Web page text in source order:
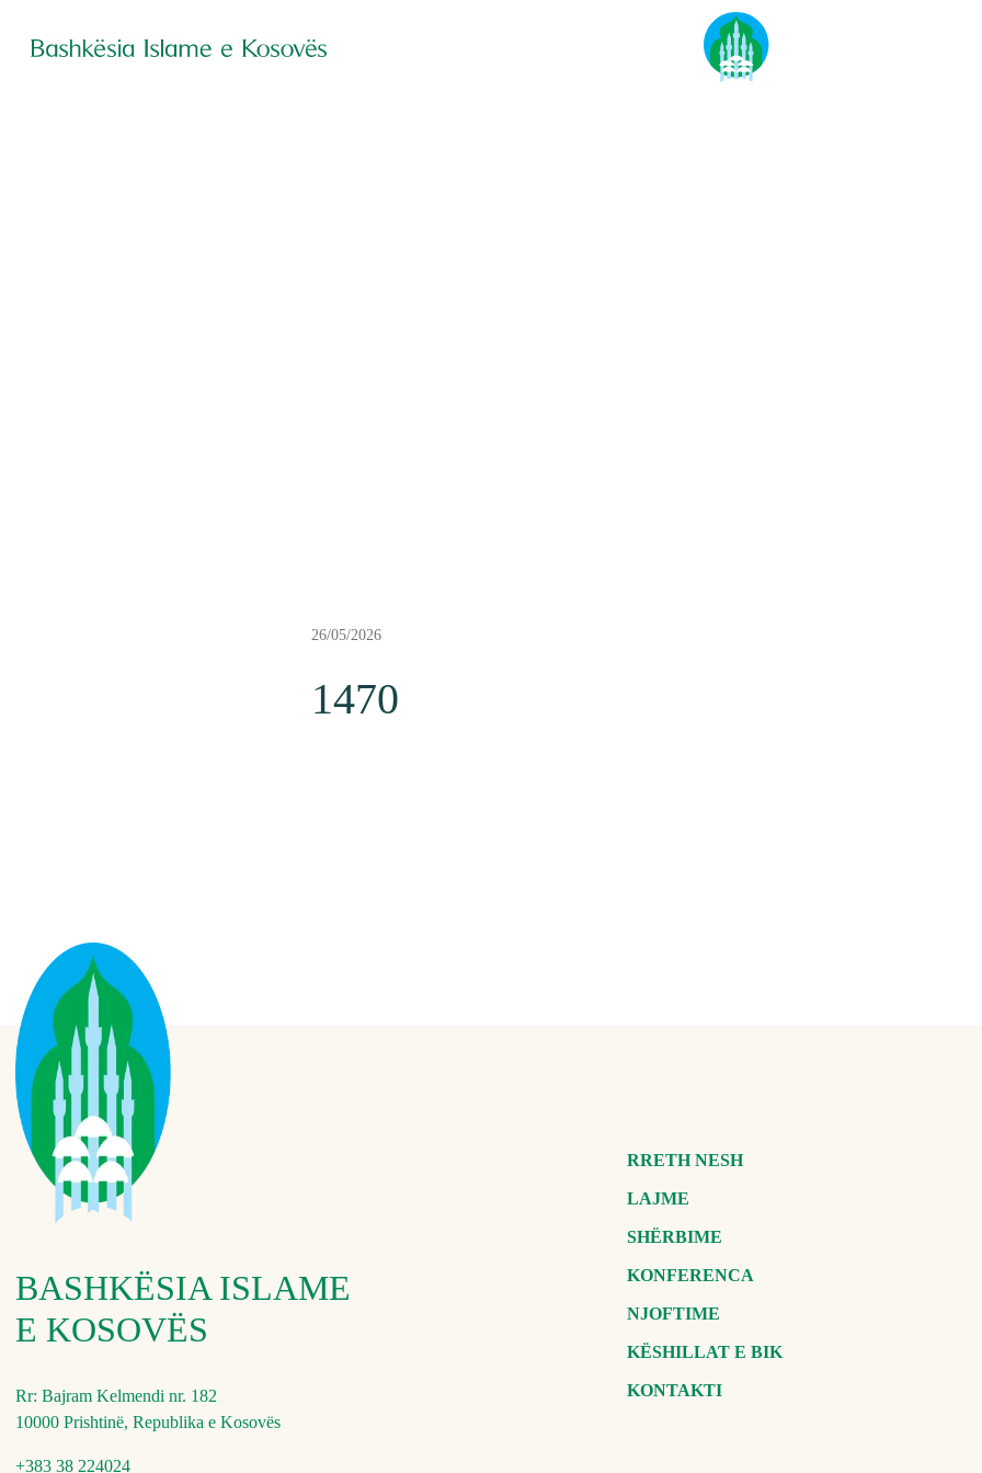
26/05/2026
1470
BASHKËSIA ISLAME
E KOSOVËS
Rr: Bajram Kelmendi nr. 182
10000 Prishtinë, Republika e Kosovës
+383 38 224024
RRETH NESH
LAJME
SHËRBIME
KONFERENCA
NJOFTIME
KËSHILLAT E BIK
KONTAKTI